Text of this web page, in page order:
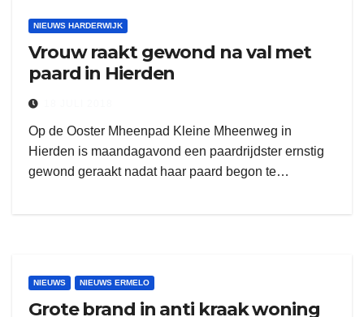
NIEUWS HARDERWIJK
Vrouw raakt gewond na val met
paard in Hierden
Op de Ooster Mheenpad Kleine Mheenweg in
Hierden is maandagavond een paardrijdster ernstig
gewond geraakt nadat haar paard begon te…
NIEUWS NIEUWS ERMELO
Grote brand in anti kraak woning